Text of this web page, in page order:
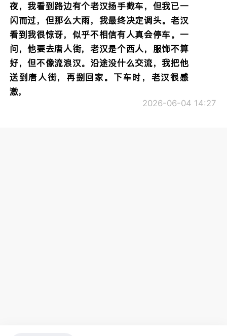
夜，我看到路边有个老汉扬手截车，但我已一
闪而过，但那么大雨，我最终决定调头。老汉
看到我很惊讶，似乎不相信有人真会停车。一
问，他要去唐人街，老汉是个西人，服饰不算
好，但不像流浪汉。沿途没什么交流，我把他
送到唐人街，再捌回家。下车时，老汉很感
激，
2026-06-04 14:27